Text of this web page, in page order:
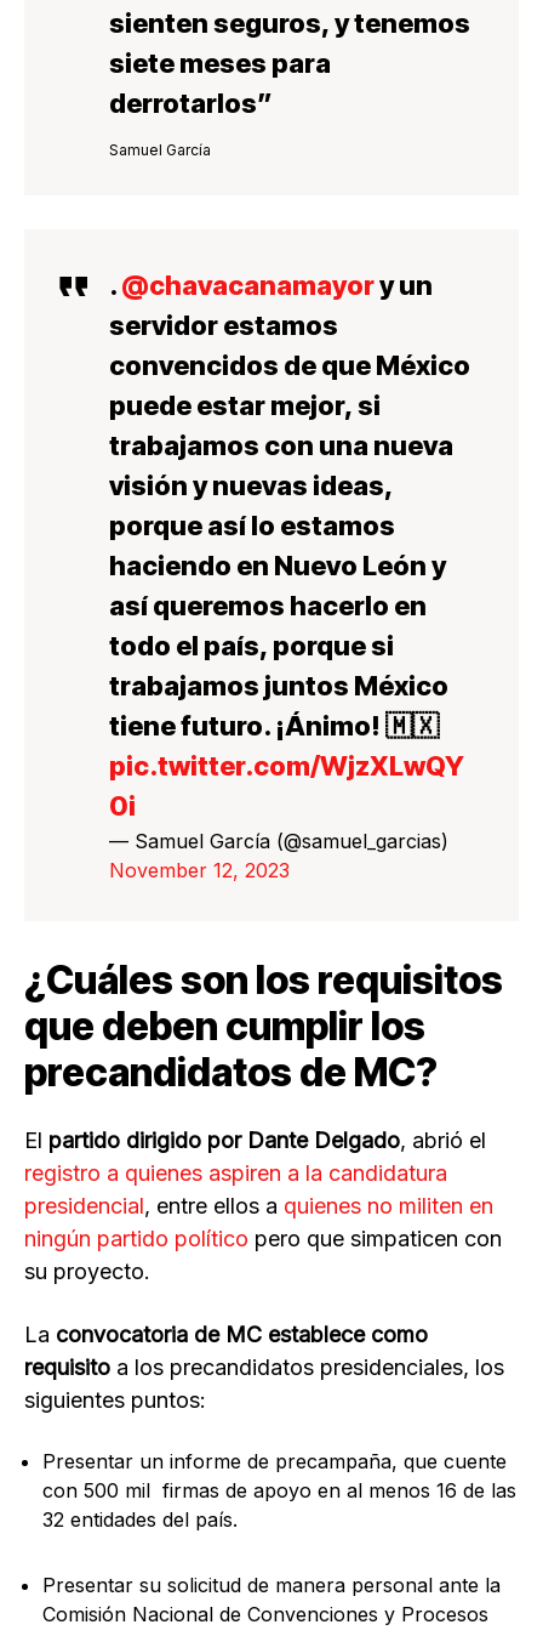
sienten seguros, y tenemos
siete meses para
derrotarlos”
Samuel García
.@chavacanamayory un
servidor estamos
convencidos de que México
puede estar mejor, si
trabajamos con una nueva
visión y nuevas ideas,
porque así lo estamos
haciendo en Nuevo León y
así queremos hacerlo en
todo el país, porque si
trabajamos juntos México
tiene futuro. ¡Ánimo! 🇲🇽
pic.twitter.com/WjzXLwQY
0i
— Samuel García (@samuel_garcias)
November 12, 2023
¿Cuáles son los requisitos
que deben cumplir los
precandidatos de MC?
El partido dirigido por Dante Delgado, abrió el
registro a quienes aspiren a la candidatura
presidencial, entre ellos a quienes no militen en
ningún partido político pero que simpaticen con
su proyecto.
La convocatoria de MC establece como
requisito a los precandidatos presidenciales, los
siguientes puntos:
Presentar un informe de precampaña, que cuente
con 500 mil firmas de apoyo en al menos 16 de las
32 entidades del país.
Presentar su solicitud de manera personal ante la
Comisión Nacional de Convenciones y Procesos